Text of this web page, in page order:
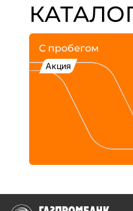
С пробегом
Акция